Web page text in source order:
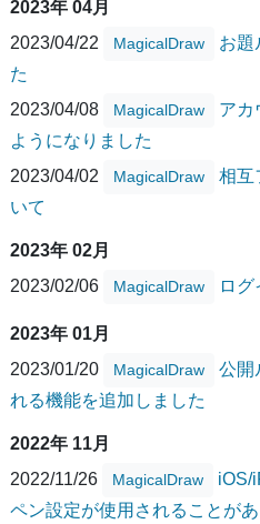
2023年 04月
2023/04/22
MagicalDraw
お題
た
2023/04/08
MagicalDraw
アカ
ようになりました
2023/04/02
MagicalDraw
相互
いて
2023年 02月
2023/02/06
MagicalDraw ロ
2023年 01月
2023/01/20
MagicalDraw
公開
れる機能を追加しました
2022年 11月
2022/11/26
MagicalDraw
iOS/
ペン設定が使用されることが